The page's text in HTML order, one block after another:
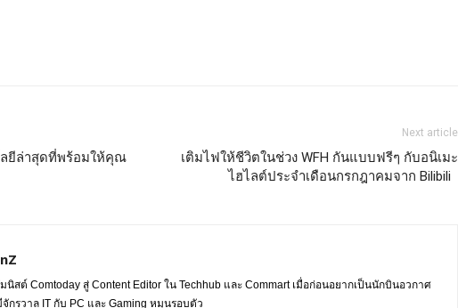
ลยีล่าสุดที่พร้อมให้คุณ
Next article
เติมไฟให้ชีวิตในช่วง WFH กันแบบฟรีๆ กับอนิเมะ
ไฮไลต์ประจำเดือนกรกฎาคมจาก Bilibili
นิสต์ Comtoday สู่ Content Editor ใน Techhub และ Commart เมื่อก่อนอยากเป็นนักบินอวกาศ
กรวาล IT กับ PC และ Gaming หมุนรอบตัว